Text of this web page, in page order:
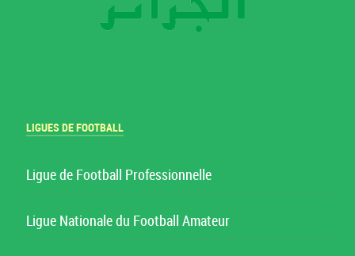
LIGUES DE FOOTBALL
Ligue de Football Professionnelle
Ligue Nationale du Football Amateur